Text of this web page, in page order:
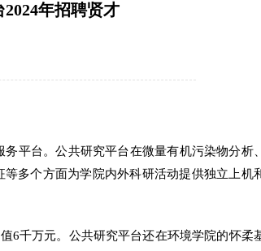
年招聘贤才
平台。公共研究平台在微量有机污染物分析
多个方面为学院内外科研活动提供独立上机
值6千万元。公共研究平台还在环境学院的怀柔